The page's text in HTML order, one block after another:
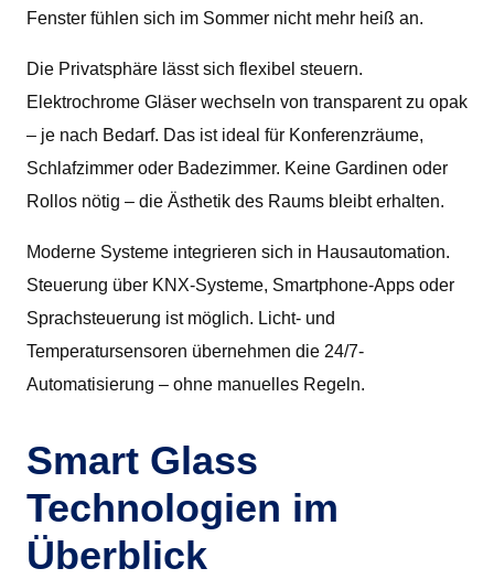
Fenster fühlen sich im Sommer nicht mehr heiß an.
Die Privatsphäre lässt sich flexibel steuern.
Elektrochrome Gläser wechseln von transparent zu opak
– je nach Bedarf. Das ist ideal für Konferenzräume,
Schlafzimmer oder Badezimmer. Keine Gardinen oder
Rollos nötig – die Ästhetik des Raums bleibt erhalten.
Moderne Systeme integrieren sich in Hausautomation.
Steuerung über KNX-Systeme, Smartphone-Apps oder
Sprachsteuerung ist möglich. Licht- und
Temperatursensoren übernehmen die 24/7-
Automatisierung – ohne manuelles Regeln.
Smart Glass
Technologien im
Überblick